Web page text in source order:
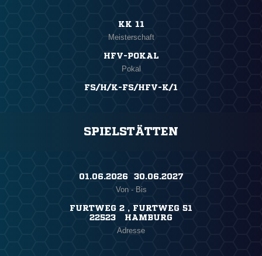
KK 11
Meisterschaft
HFV-POKAL
Pokal
FS/H/K-FS/HFV-K/1
SPIELSTÄTTEN
01.06.2026 ​ 30.06.2027
Von - Bis
FURTWEG 2 , FURTWEG 51
22523 HAMBURG
Adresse